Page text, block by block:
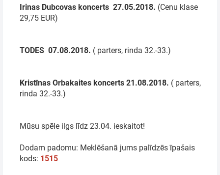
periodu
Irinas Dubcovas koncerts 27.05.2018. (Cenu klase
29,75 EUR)
TODES 07.08.2018. ( parters, rinda 32.-33.)
Kristīnas Orbakaites koncerts 21.08.2018. ( parters,
rinda 32.-33.)
Mūsu spēle ilgs līdz 23.04. ieskaitot!
Dodam padomu: Meklēšanā jums palīdzēs īpašais
kods: 1515